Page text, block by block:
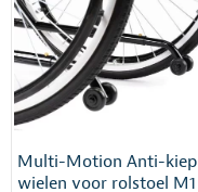
Multi-Motion Anti-kiep
wielen voor rolstoel M1